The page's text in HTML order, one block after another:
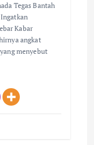
Tegas Bantah
Kabar
angkat
menyebut